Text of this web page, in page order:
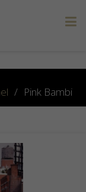
/ Pink Bambi